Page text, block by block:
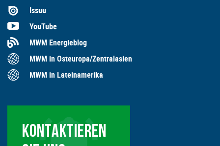
Issuu
YouTube
MWM Energieblog
MWM in Osteuropa/Zentralasien
MWM in Lateinamerika
KONTAKTIEREN